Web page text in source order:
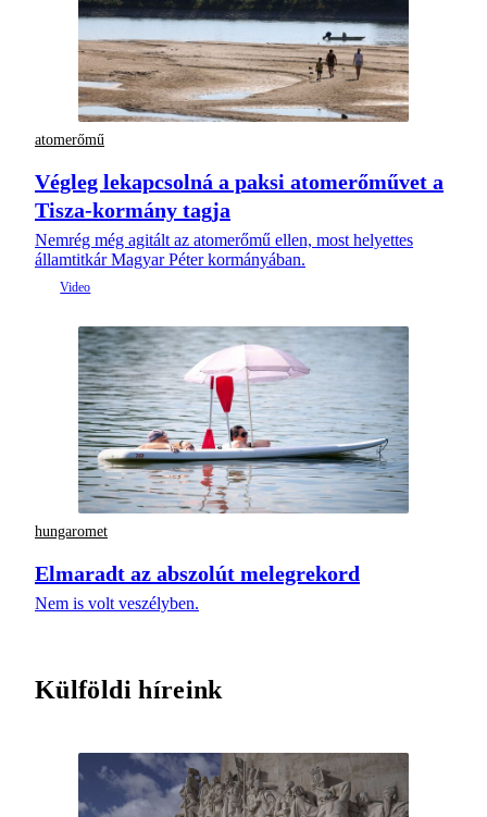
atomerőmű
Végleg lekapcsolná a paksi atomerőművet a
Tisza-kormány tagja
Nemrég még agitált az atomerőmű ellen, most helyettes
államtitkár Magyar Péter kormányában.
hungaromet
Elmaradt az abszolút melegrekord
Nem is volt veszélyben.
Külföldi híreink